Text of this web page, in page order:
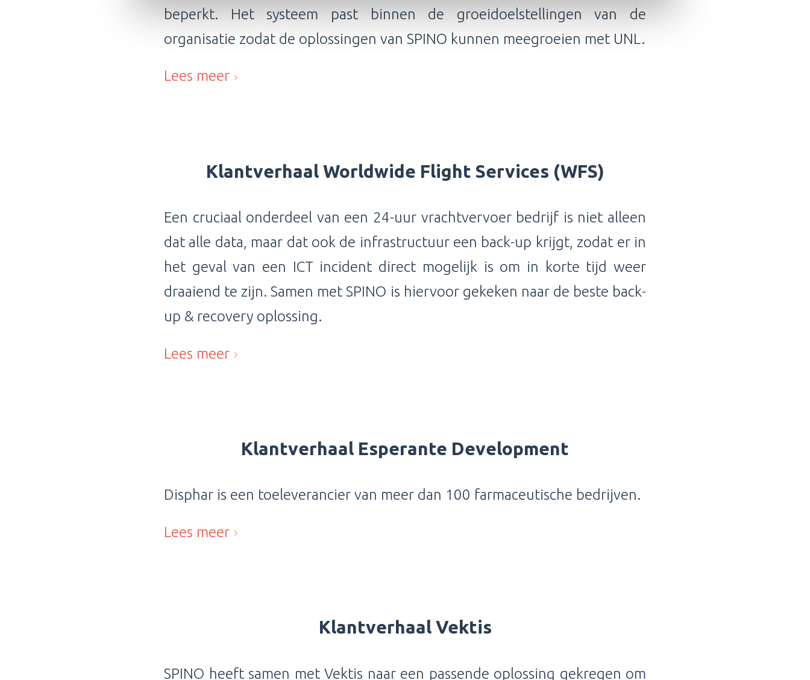
beperkt. Het systeem past binnen de groeidoelstellingen van de
organisatie zodat de oplossingen van SPINO kunnen meegroeien met UNL.
Lees meer
Klantverhaal Worldwide Flight Services (WFS)
Een cruciaal onderdeel van een 24-uur vrachtvervoer bedrijf is niet alleen
dat alle data, maar dat ook de infrastructuur een back-up krijgt, zodat er in
het geval van een ICT incident direct mogelijk is om in korte tijd weer
draaiend te zijn. Samen met SPINO is hiervoor gekeken naar de beste back-
up & recovery oplossing.
Lees meer
Klantverhaal Esperante Development
Disphar is een toeleverancier van meer dan 100 farmaceutische bedrijven.
Lees meer
Klantverhaal Vektis
SPINO heeft samen met Vektis naar een passende oplossing gekregen om